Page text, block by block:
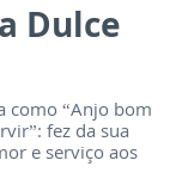
Dulce
como “Anjo bom
fez da sua
e serviço aos